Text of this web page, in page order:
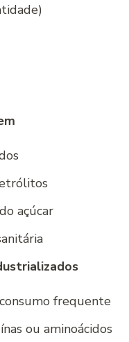
açúcar
frequente
ou aminoácidos